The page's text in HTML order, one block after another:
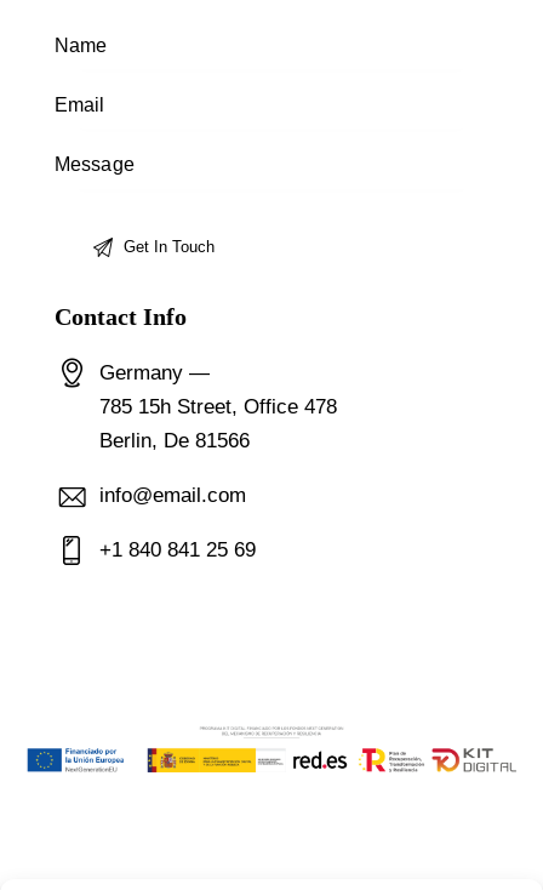
Contact Info
Germany —
785 15h Street, Office 478
Berlin, De 81566
info@email.com
+1 840 841 25 69